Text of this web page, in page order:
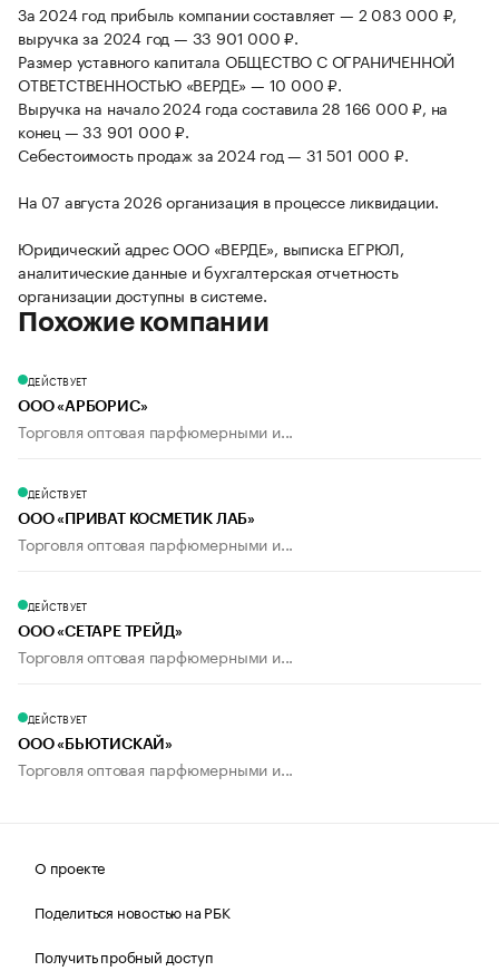
За 2024 год прибыль компании составляет — 2 083 000 ₽,
выручка за 2024 год — 33 901 000 ₽.
Размер уставного капитала ОБЩЕСТВО С ОГРАНИЧЕННОЙ
ОТВЕТСТВЕННОСТЬЮ «ВЕРДЕ» — 10 000 ₽.
Выручка на начало 2024 года составила 28 166 000 ₽, на
конец — 33 901 000 ₽.
Себестоимость продаж за 2024 год — 31 501 000 ₽.
На 07 августа 2026 организация в процессе ликвидации.
Юридический адрес ООО «ВЕРДЕ», выписка ЕГРЮЛ,
аналитические данные и бухгалтерская отчетность
организации доступны в системе.
Похожие компании
ДЕЙСТВУЕТ
ООО «АРБОРИС»
Торговля оптовая парфюмерными и...
ДЕЙСТВУЕТ
ООО «ПРИВАТ КОСМЕТИК ЛАБ»
Торговля оптовая парфюмерными и...
ДЕЙСТВУЕТ
ООО «СЕТАРЕ ТРЕЙД»
Торговля оптовая парфюмерными и...
ДЕЙСТВУЕТ
ООО «БЬЮТИСКАЙ»
Торговля оптовая парфюмерными и...
О проекте
Поделиться новостью на РБК
Получить пробный доступ